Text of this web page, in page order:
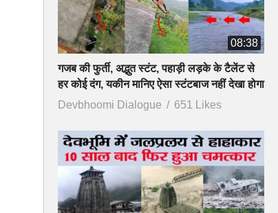
08:38
गजब की फुर्ती, अद्भुत स्टंट, पहाड़ी लड़के के टैलेंट से
हर कोई दंग, यकीन मानिए ऐसा स्टंटबाज नहीं देखा होगा
Devbhoomi Dialogue
651 Likes